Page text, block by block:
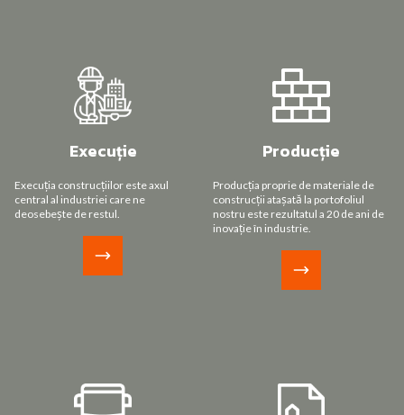
Execuție
Execuția construcțiilor este axul
central al industriei care ne
deosebește de restul.
Producție
Producția proprie de materiale de
construcții atașată la portofoliul
nostru este rezultatul a 20 de ani de
inovație în industrie.